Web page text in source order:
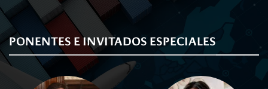
PONENTES E INVITADOS ESPECIALES